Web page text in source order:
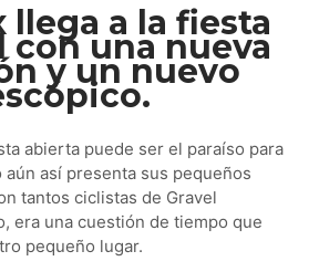
llega a la fiesta
con una nueva
y un nuevo
abierta puede ser el paraíso para
así presenta sus pequeños
tantos ciclistas de Gravel
era una cuestión de tiempo que
pequeño lugar.